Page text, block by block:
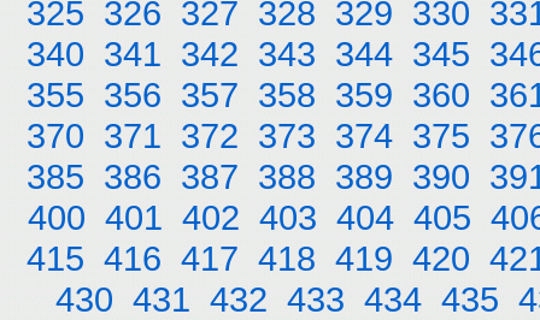
325 326 327 328 329 330
340 341 342 343 344 345
355 356 357 358 359 360
370 371 372 373 374 375
385 386 387 388 389 390
400 401 402 403 404 405
415 416 417 418 419 420
430 431 432 433 434 435